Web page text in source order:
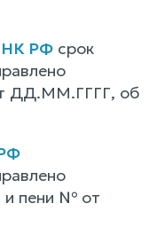
НК РФ срок
ДД.ММ.ГГГГ, об
и пени № от